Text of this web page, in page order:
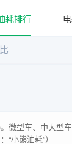
耗排行
微型车、中大
小熊油耗”）